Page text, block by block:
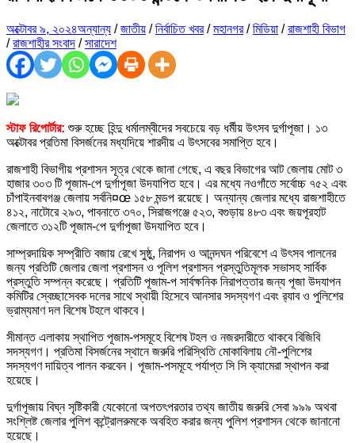
অক্টোবর ৯, ২০২৪অন্যান্য /জাতীয় /নির্বাচিত খবর/মহানগর/মিডিয়া /রাজশাহী বিভাগ
/রাজশাহীর সংবাদ /সারাদেশ
স্টাফ রিপোর্টার: শুরু হচ্ছে হিন্দু ধর্মালম্বীদের সবচেয়ে বড় ধর্মীয় উৎসব দুর্গাপূজা। ১৩
অক্টোবর প্রতিমা বিসর্জনের মধ্যদিয়ে শারদীয় এ উৎসবের সমাপ্তি হবে।
রাজশাহী বিভাগীয় প্রশাসন সূত্র থেকে জানা গেছে, এ বছর বিভাগের আট জেলায় মোট ৩
হাজার ৩০৩ টি পূজাম-পে দুর্গাপূজা উদযাপিত হবে। এর মধ্যে নওগাঁতে সর্বোচ্চ ৭৫২ এবং
চাঁপাইনবাবগঞ্জ জেলায় সর্বনি¤œ ১৫৮ মন্ডপ রয়েছে। অন্যান্য জেলার মধ্যে রাজশাহীতে
৪১২, নাটোরে ২৯৩, পাবনাতে ৩৭০, সিরাজগঞ্জে ৫২৩, বগুড়ায় ৪৮৩ এবং জয়পূরহাট
জেলাতে ৩১২টি পূজাম-পে দুর্গাপূজা উদযাপিত হবে।
সাম্প্রদায়িক সম্প্রীতি বজায় রেখে সুষ্ঠু, নিরাপদ ও আনন্দঘন পরিবেশে এ উৎসব পালনের
জন্য প্রতিটি জেলার জেলা প্রশাসন ও পূলিশ প্রশাসন প্রস্তুতিমূলক সভাসহ সার্বিক
প্রস্তুতি সম্পন্ন করেছে। প্রতিটি পূজাম-প সার্বক্ষনিক নিরাপত্তার জন্য পূজা উদযাপন
কমিটির স্বেচ্ছাসেবক দলের সাথে স্থায়ী হিসেবে আনসার সদস্যগণ এবং র‌্যাব ও পুলিশের
ভ্রাম্যমাণ দল বিশেষ টহলে থাকবে।
সীমান্ত এলাকায় স্থাপিত পূজাম-পসমূহে বিশেষ টহল ও নজরদারীতে থাকবে বিজিবি
সদস্যগণ। প্রতিমা বিসর্জনের স্থানে জরুরি পরিস্থিতি মোকাবিলায় নৌ-পুলিশের
সদস্যগণ দায়িত্ব পালন করবেন। পূজাম-পসমূহে পর্যাপ্ত সি সি ক্যামেরা স্থাপন করা
হয়েছে।
দুর্গাপূজায় বিঘ্ন সৃষ্টিকারী যেকোনো অপতৎপরতার তথ্য জাতীয় জরুরি সেবা ৯৯৯ অথবা
সংশ্লিষ্ট জেলার পুলিশ কন্ট্রোলরুমকে অবহিত করার জন্য পুলিশ প্রশাসন থেকে জানানো
হয়েছে।